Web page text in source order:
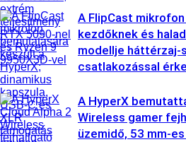
A FlipCast
kezdőknek és
modellje
csatlakozással
A HyperX
Wireless gamer
üzemidő, 53 mm-